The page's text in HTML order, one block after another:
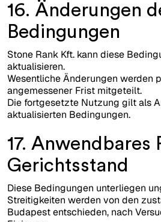
16. Änderungen
Bedingungen
Stone Rank Kft. kann diese
aktualisieren.
Wesentliche Änderungen werden
angemessener Frist mitgeteilt.
Die fortgesetzte Nutzung gilt als
aktualisierten Bedingungen.
17. Anwendbares
Gerichtsstand
Diese Bedingungen unterliegen
Streitigkeiten werden von den
Budapest entschieden, nach